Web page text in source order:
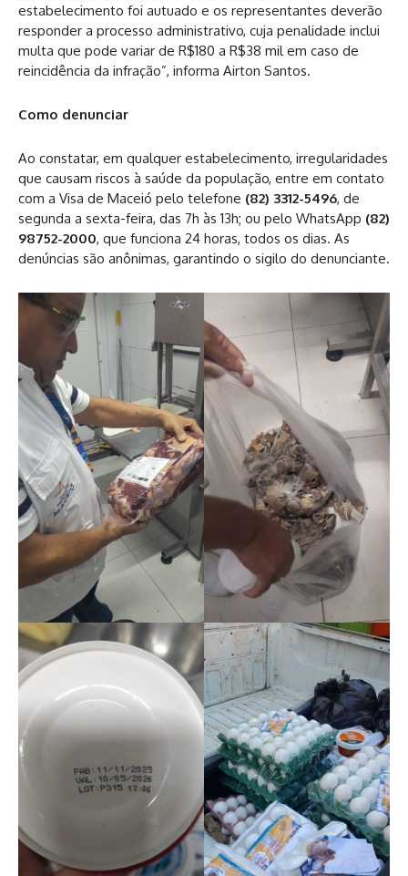
estabelecimento foi autuado e os representantes deverão
responder a processo administrativo, cuja penalidade inclui
multa que pode variar de R$180 a R$38 mil em caso de
reincidência da infração”, informa Airton Santos.
Como denunciar
Ao constatar, em qualquer estabelecimento, irregularidades
que causam riscos à saúde da população, entre em contato
com a Visa de Maceió pelo telefone (82) 3312-5496, de
segunda a sexta-feira, das 7h às 13h; ou pelo WhatsApp (82)
98752-2000, que funciona 24 horas, todos os dias. As
denúncias são anônimas, garantindo o sigilo do denunciante.